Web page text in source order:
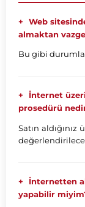
Web
almaktan
Bu gibi
İnternet
prosedürü
Satın
İnternetten
yapabilir